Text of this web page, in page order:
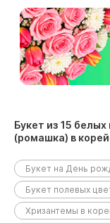
Букет из 15
(ромашка) в
Букет на День
Букет полевых
Хризантемы в